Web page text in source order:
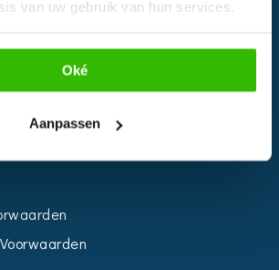
van uw gebruik van hun services.
Oké
Aanpassen